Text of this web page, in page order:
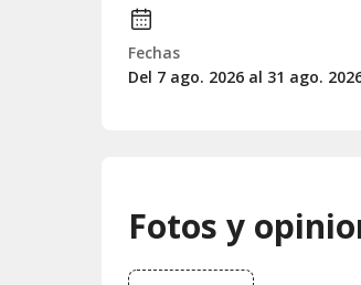
Fechas
Del 7 ago. 2026 al 31 ago.
Fotos y